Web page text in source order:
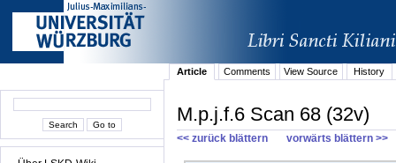
Article Comments View Source History
M.p.j.f.6 Scan 68 (32v)
<< zurück blättern vorwärts blättern >>